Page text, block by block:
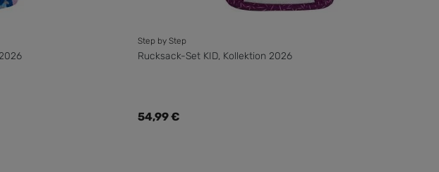
2026
Step by Step
Rucksack-Set KID, Kollektion 2026
Regulärer Preis:
54,99 €